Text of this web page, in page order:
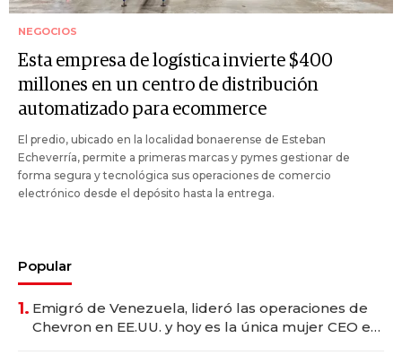
NEGOCIOS
Esta empresa de logística invierte $400
millones en un centro de distribución
automatizado para ecommerce
El predio, ubicado en la localidad bonaerense de Esteban
Echeverría, permite a primeras marcas y pymes gestionar de
forma segura y tecnológica sus operaciones de comercio
electrónico desde el depósito hasta la entrega.
Popular
1. Emigró de Venezuela, lideró las operaciones de
Chevron en EE.UU. y hoy es la única mujer CEO en